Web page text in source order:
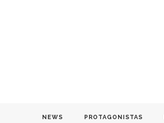
NEWS PROTAGONISTAS